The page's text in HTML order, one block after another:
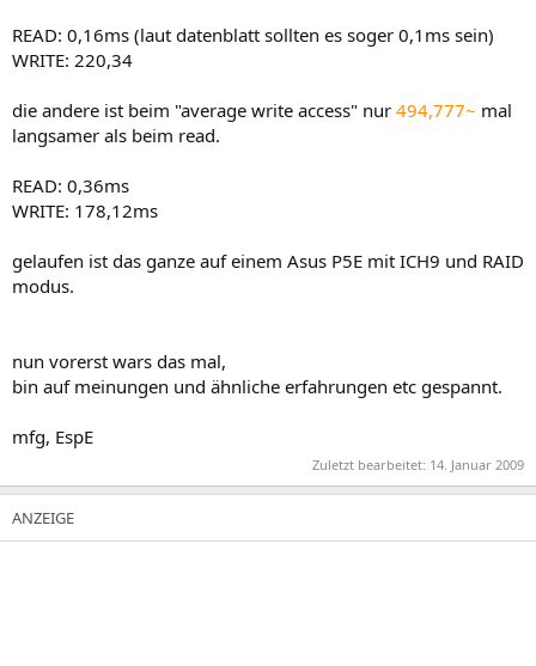
READ: 0,16ms (laut datenblatt sollten es soger 0,1ms sein)
WRITE: 220,34
die andere ist beim "average write access" nur 494,777~ mal
langsamer als beim read.
READ: 0,36ms
WRITE: 178,12ms
gelaufen ist das ganze auf einem Asus P5E mit ICH9 und RAID
modus.
nun vorerst wars das mal,
bin auf meinungen und ähnliche erfahrungen etc gespannt.
mfg, EspE
Zuletzt bearbeitet: 14. Januar 2009